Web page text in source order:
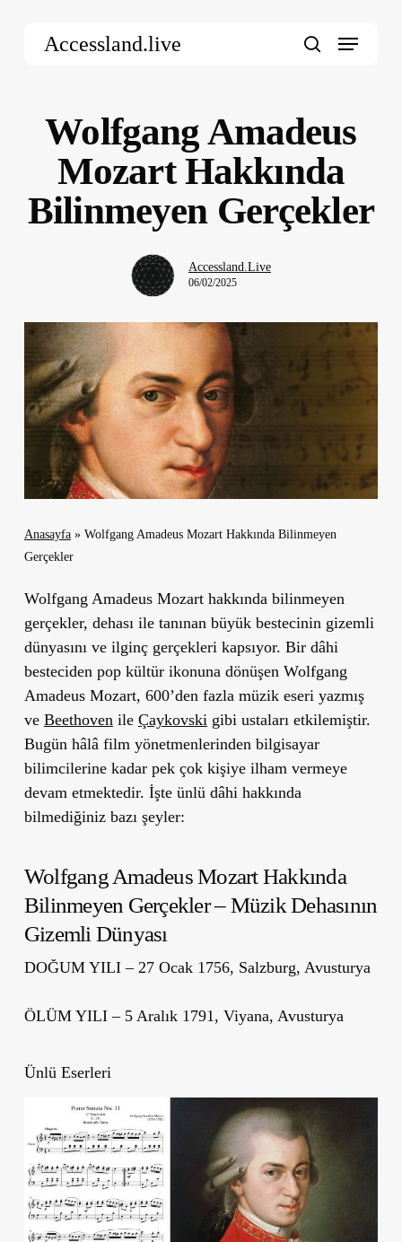
Accessland.live Menu
Wolfgang Amadeus
Mozart Hakkında
Bilinmeyen Gerçekler
Accessland.Live
06/02/2025
Anasayfa» Wolfgang Amadeus Mozart Hakkında Bilinmeyen
Gerçekler
Wolfgang Amadeus Mozart hakkında bilinmeyen
gerçekler, dehası ile tanınan büyük bestecinin gizemli
dünyasını ve ilginç gerçekleri kapsıyor. Bir dâhi
besteciden pop kültür ikonuna dönüşen Wolfgang
Amadeus Mozart, 600’den fazla müzik eseri yazmış
ve Beethoven ile Çaykovski gibi ustaları etkilemiştir.
Bugün hâlâ film yönetmenlerinden bilgisayar
bilimcilerine kadar pek çok kişiye ilham vermeye
devam etmektedir. İşte ünlü dâhi hakkında
bilmediğiniz bazı şeyler:
Wolfgang Amadeus Mozart Hakkında
Bilinmeyen Gerçekler – Müzik Dehasının
Gizemli Dünyası
DOĞUM YILI – 27 Ocak 1756, Salzburg, Avusturya
ÖLÜM YILI – 5 Aralık 1791, Viyana, Avusturya
Ünlü Eserleri